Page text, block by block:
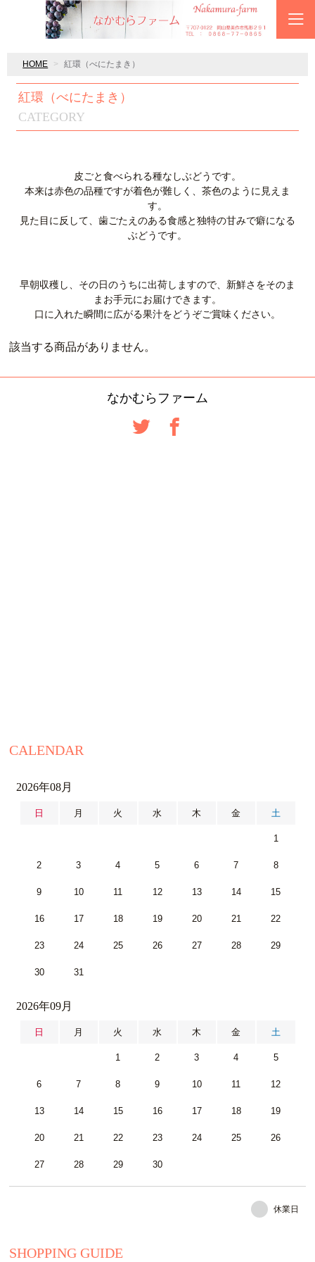
HOME 紅環（べにたまき）
CATEGORY
紅環（べにたまき）
皮ごと食べられる種なしぶどうです。
本来は赤色の品種ですが着色が難しく、茶色のように見えま
す。
見た目に反して、歯ごたえのある食感と独特の甘みで癖になる
ぶどうです。
早朝収穫し、その日のうちに出荷しますので、新鮮さをそのま
まお手元にお届けできます。
口に入れた瞬間に広がる果汁をどうぞご賞味ください。
該当する商品がありません。
なかむらファーム
CALENDAR
2026年08月
日 月 火 水 木 金 土
1
2 3 4 5 6 7 8
9 10 11 12 13 14 15
16 17 18 19 20 21 22
23 24 25 26 27 28 29
30 31
2026年09月
日 月 火 水 木 金 土
1 2 3 4 5
6 7 8 9 10 11 12
13 14 15 16 17 18 19
20 21 22 23 24 25 26
27 28 29 30
休業日
SHOPPING GUIDE